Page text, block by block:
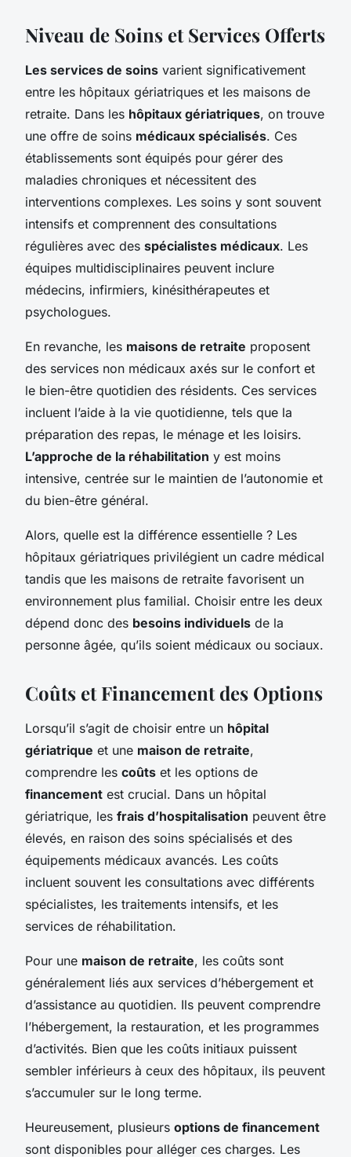
Niveau de Soins et Services Offerts
Les services de soins varient significativement
entre les hôpitaux gériatriques et les maisons de
retraite. Dans les hôpitaux gériatriques, on trouve
une offre de soins médicaux spécialisés. Ces
établissements sont équipés pour gérer des
maladies chroniques et nécessitent des
interventions complexes. Les soins y sont souvent
intensifs et comprennent des consultations
régulières avec des spécialistes médicaux. Les
équipes multidisciplinaires peuvent inclure
médecins, infirmiers, kinésithérapeutes et
psychologues.
En revanche, les maisons de retraite proposent
des services non médicaux axés sur le confort et
le bien-être quotidien des résidents. Ces services
incluent l’aide à la vie quotidienne, tels que la
préparation des repas, le ménage et les loisirs.
L’approche de la réhabilitation y est moins
intensive, centrée sur le maintien de l’autonomie et
du bien-être général.
Alors, quelle est la différence essentielle ? Les
hôpitaux gériatriques privilégient un cadre médical
tandis que les maisons de retraite favorisent un
environnement plus familial. Choisir entre les deux
dépend donc des besoins individuels de la
personne âgée, qu’ils soient médicaux ou sociaux.
Coûts et Financement des Options
Lorsqu’il s’agit de choisir entre un hôpital
gériatrique et une maison de retraite,
comprendre les coûts et les options de
financement est crucial. Dans un hôpital
gériatrique, les frais d’hospitalisation peuvent être
élevés, en raison des soins spécialisés et des
équipements médicaux avancés. Les coûts
incluent souvent les consultations avec différents
spécialistes, les traitements intensifs, et les
services de réhabilitation.
Pour une maison de retraite, les coûts sont
généralement liés aux services d’hébergement et
d’assistance au quotidien. Ils peuvent comprendre
l’hébergement, la restauration, et les programmes
d’activités. Bien que les coûts initiaux puissent
sembler inférieurs à ceux des hôpitaux, ils peuvent
s’accumuler sur le long terme.
Heureusement, plusieurs options de financement
sont disponibles pour alléger ces charges. Les